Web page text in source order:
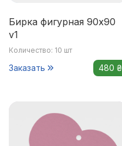
Бирка фигурная 90x90
v1
Количество: 10 шт
Заказать 480 ₴